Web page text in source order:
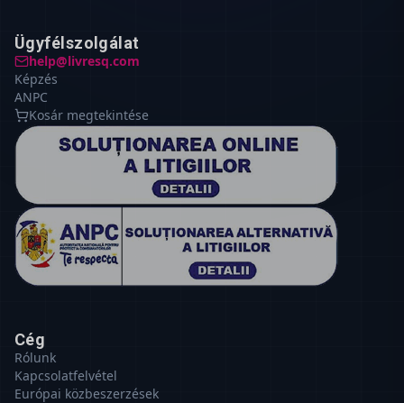
Ügyfélszolgálat
help@livresq.com
Képzés
ANPC
Kosár megtekintése
Cég
Rólunk
Kapcsolatfelvétel
Európai közbeszerzések